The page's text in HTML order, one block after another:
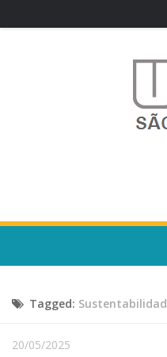
Escola, Institutos e
Núcleos e Comissões
Tagged:
20/05/2025